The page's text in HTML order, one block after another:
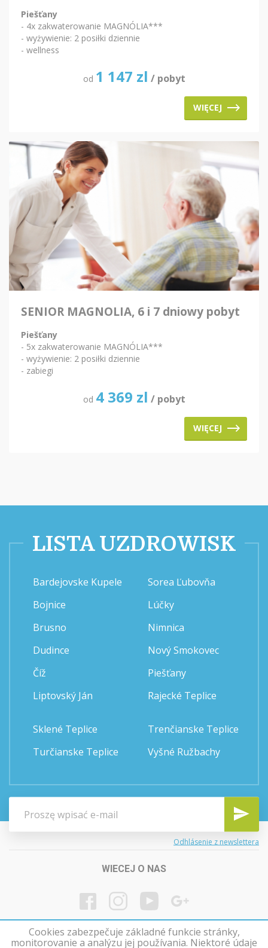
Piešťany
- 4x zakwaterowanie MAGNÓLIA***
- wyżywienie: 2 posiłki dziennie
- wellness
od 1 147 zl / pobyt
WIĘCEJ
SENIOR MAGNOLIA, 6 i 7 dniowy pobyt
Piešťany
- 5x zakwaterowanie MAGNÓLIA***
- wyżywienie: 2 posiłki dziennie
- zabiegi
od 4 369 zl / pobyt
WIĘCEJ
LISTA UZDROWISK
Bardejovske Kupele
Bojnice
Brusno
Dudince
Číž
Liptovský Ján
Sorea Ľubovňa
Lúčky
Nimnica
Nový Smokovec
Piešťany
Rajecké Teplice
Sklené Teplice
Turčianske Teplice
Trenčianske Teplice
Vyšné Ružbachy
Odhlásenie z newslettera
WIECEJ O NAS
Cookies zabezpečuje základné funkcie stránky,
monitorovanie a analýzu jej používania. Niektoré údaje